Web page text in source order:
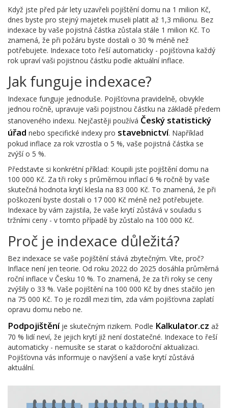
Když jste před pár lety uzavřeli pojištění domu na 1 milion Kč,
dnes byste pro stejný majetek museli platit až 1,3 milionu. Bez
indexace by vaše pojistná částka zůstala stále 1 milion Kč. To
znamená, že při požáru byste dostali o 30 % méně než
potřebujete. Indexace toto řeší automaticky - pojišťovna každý
rok upraví vaši pojistnou částku podle aktuální inflace.
Jak funguje indexace?
Indexace funguje jednoduše. Pojišťovna pravidelně, obvykle
jednou ročně, upravuje vaši pojistnou částku na základě předem
stanoveného indexu. Nejčastěji používá Český statistický
úřad nebo specifické indexy pro stavebnictví. Například
pokud inflace za rok vzrostla o 5 %, vaše pojistná částka se
zvýší o 5 %.
Představte si konkrétní příklad: Koupili jste pojištění domu na
100 000 Kč. Za tři roky s průměrnou inflací 6 % ročně by vaše
skutečná hodnota krytí klesla na 83 000 Kč. To znamená, že při
poškození byste dostali o 17 000 Kč méně než potřebujete.
Indexace by vám zajistila, že vaše krytí zůstává v souladu s
tržními ceny - v tomto případě by zůstalo na 100 000 Kč.
Proč je indexace důležitá?
Bez indexace se vaše pojištění stává zbytečným. Víte, proč?
Inflace není jen teorie. Od roku 2022 do 2025 dosáhla průměrná
roční inflace v Česku 10 %. To znamená, že za tři roky se ceny
zvýšily o 33 %. Vaše pojištění na 100 000 Kč by dnes stačilo jen
na 75 000 Kč. To je rozdíl mezi tím, zda vám pojišťovna zaplatí
opravu domu nebo ne.
Podpojištěníje skutečným rizikem. Podle Kalkulator.cz až
70 % lidí neví, že jejich krytí již není dostatečné. Indexace to řeší
automaticky - nemusíte se starat o každoroční aktualizaci.
Pojišťovna vás informuje o navýšení a vaše krytí zůstává
aktuální.